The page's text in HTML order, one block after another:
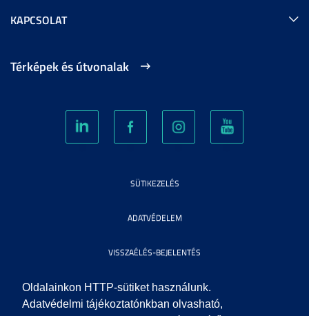
Oldalainkon HTTP-sütiket használunk.
Adatvédelmi tájékoztatónkban olvasható,
KAPCSOLAT
Térképek és útvonalak
SÜTIKEZELÉS
ADATVÉDELEM
VISSZAÉLÉS-BEJELENTÉS
KÖZÉRDEKŰ ADATOK